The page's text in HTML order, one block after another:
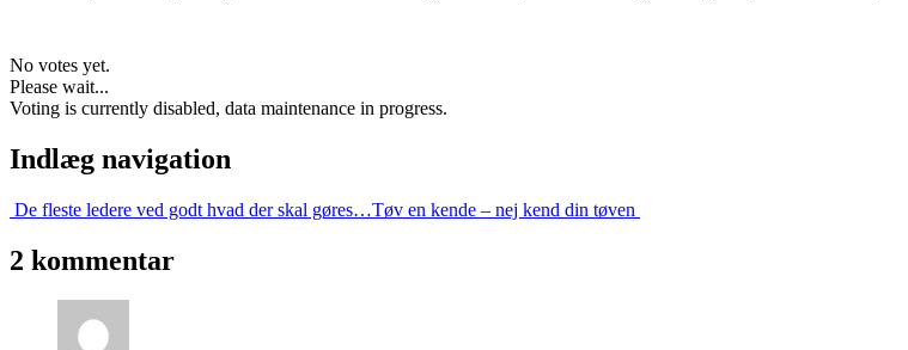
No votes yet.
Please wait...
Voting is currently disabled, data maintenance in progress.
Indlæg navigation
De fleste ledere ved godt hvad der skal gøres…Tøv en kende – nej kend din tøven
2 kommentar